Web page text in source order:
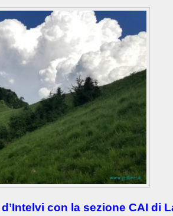
con la sezione CAI di